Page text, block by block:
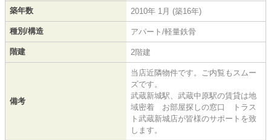
築年数 2010年 1月 (築16年)
種別/構造 アパート/軽量鉄骨
階建 2階建
備考
当店近隣物件です。ご内覧もスムー
ズです。
武蔵新城駅、武蔵中原駅の賃貸は地
域密着 お部屋探しの窓口 トラス
ト武蔵新城店が皆様のサポートを致
します。